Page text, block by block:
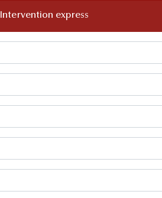
Intervention express